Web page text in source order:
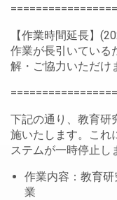
【作業時間延長】
作業が長引いている
解・ご協力いただけ
下記の通り、教育研
施いたします。これ
ステムが一時停止し
作業内容：教育
業